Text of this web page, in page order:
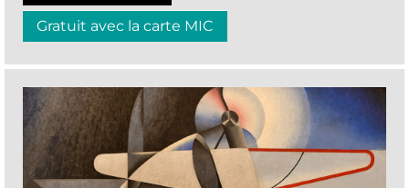
Gratuit avec la carte MIC